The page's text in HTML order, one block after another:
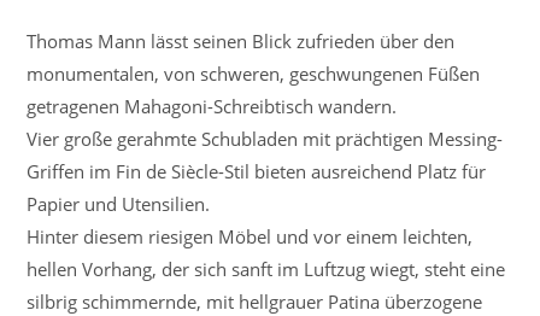
Thomas Mann lässt seinen Blick zufrieden über den
monumentalen, von schweren, geschwungenen Füßen
getragenen Mahagoni-Schreibtisch wandern.
Vier große gerahmte Schubladen mit prächtigen Messing-
Griffen im Fin de Siècle-Stil bieten ausreichend Platz für
Papier und Utensilien.
Hinter diesem riesigen Möbel und vor einem leichten,
hellen Vorhang, der sich sanft im Luftzug wiegt, steht eine
silbrig schimmernde, mit hellgrauer Patina überzogene